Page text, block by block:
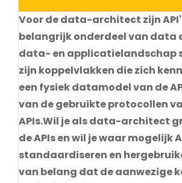
Voor de data-architect zijn
belangrijk onderdeel van data
data- en applicatielandschap
zijn koppelvlakken die zich
een fysiek datamodel van de
van de gebruikte protocollen
APIs.Wil je als data-architect
de APIs en wil je waar mogelijk
standaardiseren en
van belang dat de aanwezige